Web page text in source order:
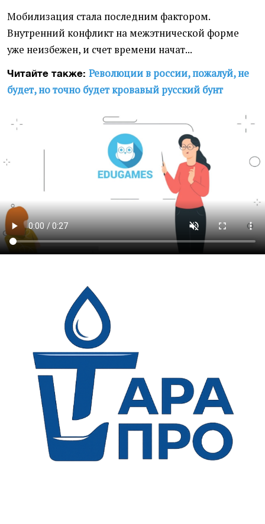
Мобилизация стала последним фактором.
Внутренний конфликт на межэтнической форме
уже неизбежен, и счет времени начат...
Читайте также: Революции в россии, пожалуй, не
будет, но точно будет кровавый русский бунт